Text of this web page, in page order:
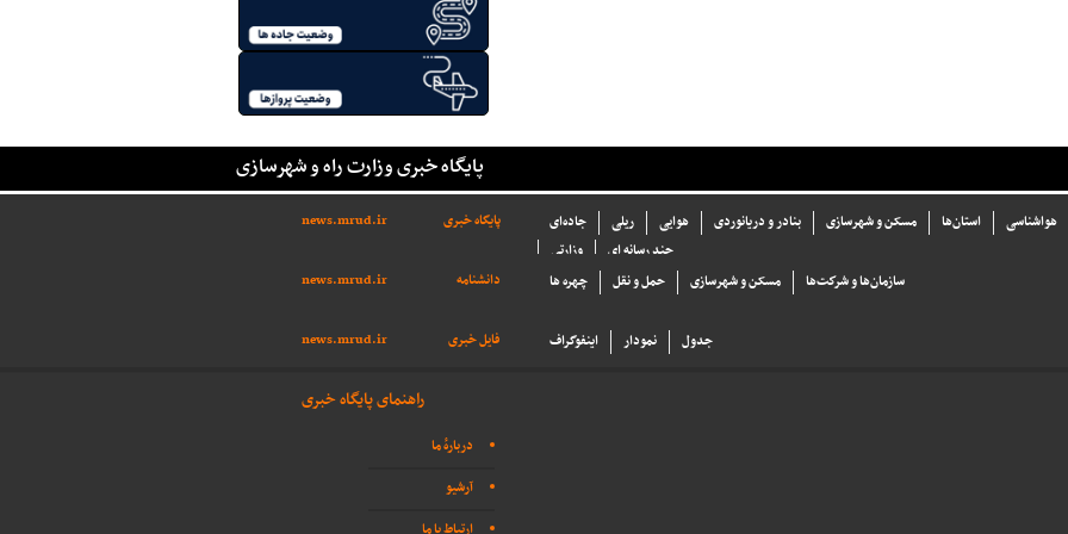
پایگاه خبری وزارت راه و شهرسازی
پایگاه خبری news.mrud.ir جاده‌ای ریلی هوایی بنادر و دریانوردی مسکن و شهرسازی استان‌ها
هواشناسی
وزارتی
چند رسانه ای
دانشنامه
news.mrud.ir چهره ها حمل و نقل مسکن و شهرسازی سازما‌ن‌ها و شركت‌ها
فایل خبری news.mrud.ir اینفوگراف نمودار جدول
راهنمای پایگاه خبری
دربارهٔ ما
آرشیو